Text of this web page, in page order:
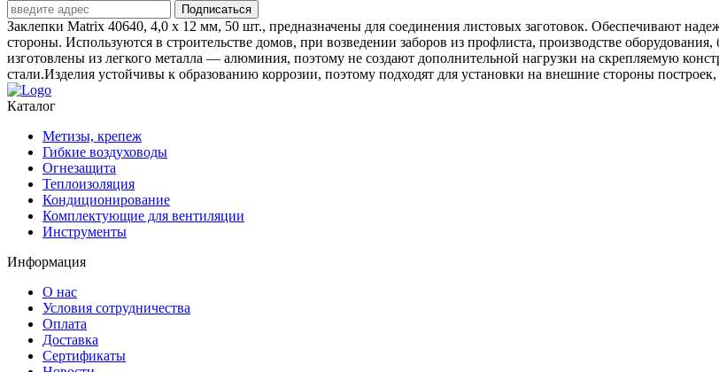
Подписаться
Заклепки Matrix 40640, 4,0 х 12 мм, 50 шт., предназначены для соединения листовых заготовок. Обеспечивают
стороны. Используются в строительстве домов, при возведении заборов из профлиста, производстве
изготовлены из легкого металла — алюминия, поэтому не создают дополнительной нагрузки на скрепляемую
стали.Изделия устойчивы к образованию коррозии, поэтому подходят для установки на внешние стороны
Каталог
Метизы, крепеж
Гибкие воздуховоды
Огнезащита
Теплоизоляция
Кондиционирование
Комплектующие для вентиляции
Инструменты
Информация
О нас
Условия сотрудничества
Оплата
Доставка
Сертификаты